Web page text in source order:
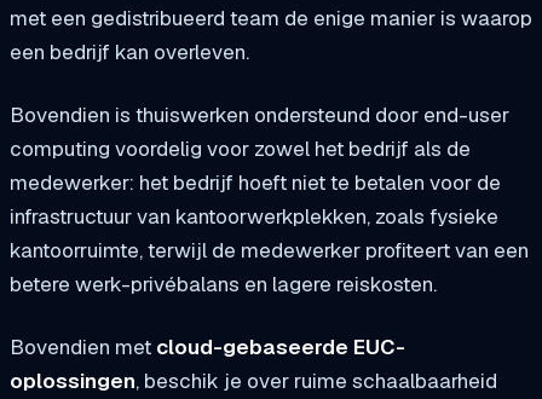
met een gedistribueerd team de enige manier is waarop
een bedrijf kan overleven.
Bovendien is thuiswerken ondersteund door end-user
computing voordelig voor zowel het bedrijf als de
medewerker: het bedrijf hoeft niet te betalen voor de
infrastructuur van kantoorwerkplekken, zoals fysieke
kantoorruimte, terwijl de medewerker profiteert van een
betere werk-privébalans en lagere reiskosten.
Bovendien met cloud-gebaseerde EUC-
oplossingen, beschik je over ruime schaalbaarheid